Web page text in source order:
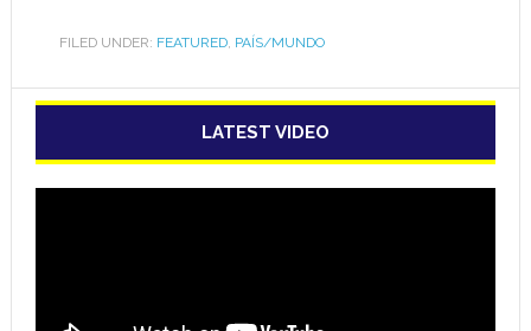
FILED UNDER: FEATURED, PAÍS/MUNDO
LATEST VIDEO